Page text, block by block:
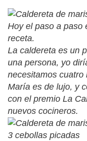
Hoy el paso a paso
receta.
La caldereta es un
una persona, yo
necesitamos cuatro
María es de lujo, y
con el premio La
nuevos cocineros.
3 cebollas picadas